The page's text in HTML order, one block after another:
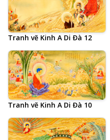
Tranh vẽ Kinh A Di Đà 12
Tranh vẽ Kinh A Di Đà 10